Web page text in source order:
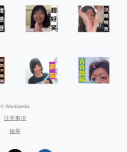
© Wankipedia
注意事項
檢舉